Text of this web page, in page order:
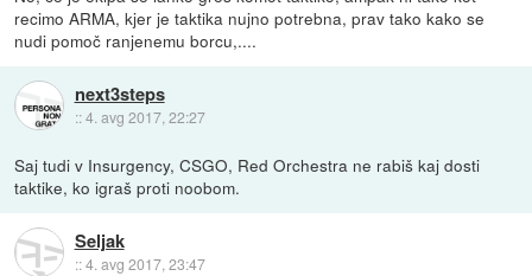
recimo ARMA, kjer je taktika nujno potrebna, prav tako kako se
nudi pomoč ranjenemu borcu,....
next3steps
::4. avg 2017, 22:27
Saj tudi v Insurgency, CSGO, Red Orchestra ne rabiš kaj dosti
taktike, ko igraš proti noobom.
Seljak
::4. avg 2017, 23:47